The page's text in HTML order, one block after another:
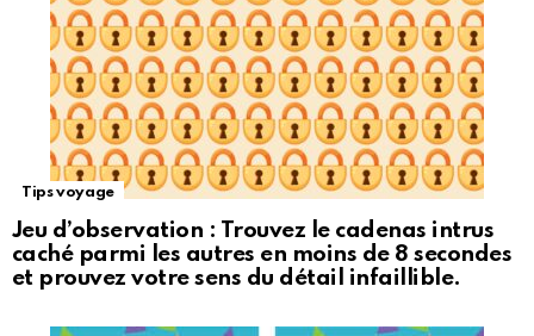
Tips voyage
Jeu d’observation : Trouvez le cadenas intrus
caché parmi les autres en moins de 8 secondes
et prouvez votre sens du détail infaillible.